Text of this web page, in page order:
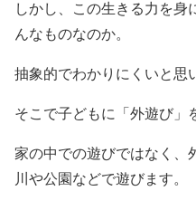
しかし、この生きる力を身
んなものなのか。
抽象的でわかりにくいと思
そこで子どもに「外遊び」
家の中での遊びではなく、
川や公園などで遊びます。